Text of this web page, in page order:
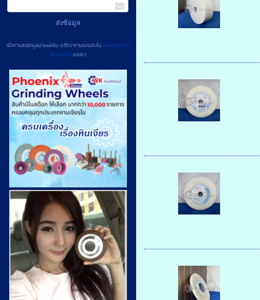
เมื่อท่านส่งข้อมูลผ่านฟอร์ม จะถือว่าท่านยอมรับในนโยบายความ
เป็นส่วนตัวของเรา